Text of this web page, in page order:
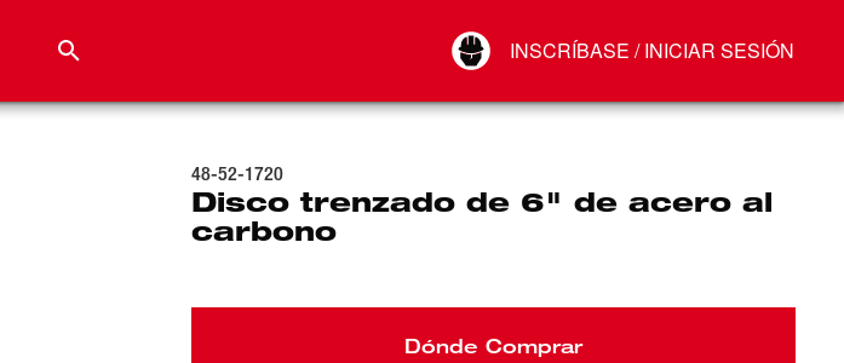
INSCRÍBASE / INICIAR SESIÓN
Conectar
48-52-1720
Disco trenzado de 6" de acero al
carbono
Dónde Comprar